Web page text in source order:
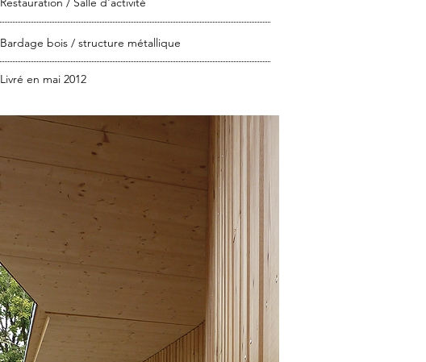
Bardage bois / structure métallique
Livré en mai 2012